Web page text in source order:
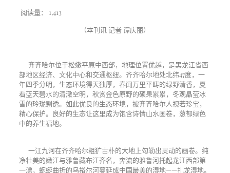
阅读量：
1,413
（本刊讯 记者 谭庆丽）
齐齐哈尔位于松嫩平原中西部，地理位置优越，是黑龙江省西
部地区经济、文化中心和交通枢纽。齐齐哈尔地处北纬47度，一
年四季分明，生态环境得天独厚，春闻万里平畴的绿野清香，夏
看蓝天碧水的清澈空明，秋赏金色原野的硕果累累，冬观晶莹冰
雪的玲珑剔透。如此优良的生态环境，被齐齐哈尔人视若珍宝，
精心保护。良好的生态让这里成为饱含诗情山水画卷，葱郁绿色
中的养生福地。
一江九河在齐齐哈尔粗犷古朴的大地上勾勒出灵动的画卷。纯
净壮美的嫩江与雅鲁藏布江齐名，奔流的雅鲁河托起龙江西部第
一漂，蜿蜒曲折的乌裕尔河蔓延成中国最美的湿地——扎龙湿地。